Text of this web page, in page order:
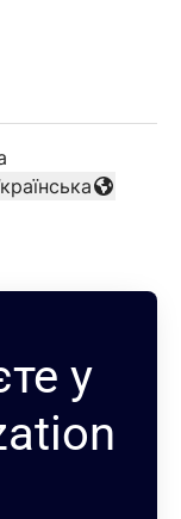
мову
у